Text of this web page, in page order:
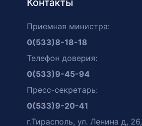
Контакты
Приемная министра:
0(533)8-18-18
Телефон доверия:
0(533)9-45-94
Пресс-секретарь:
0(533)9-20-41
г.Тирасполь, ул. Ленина д, 26,